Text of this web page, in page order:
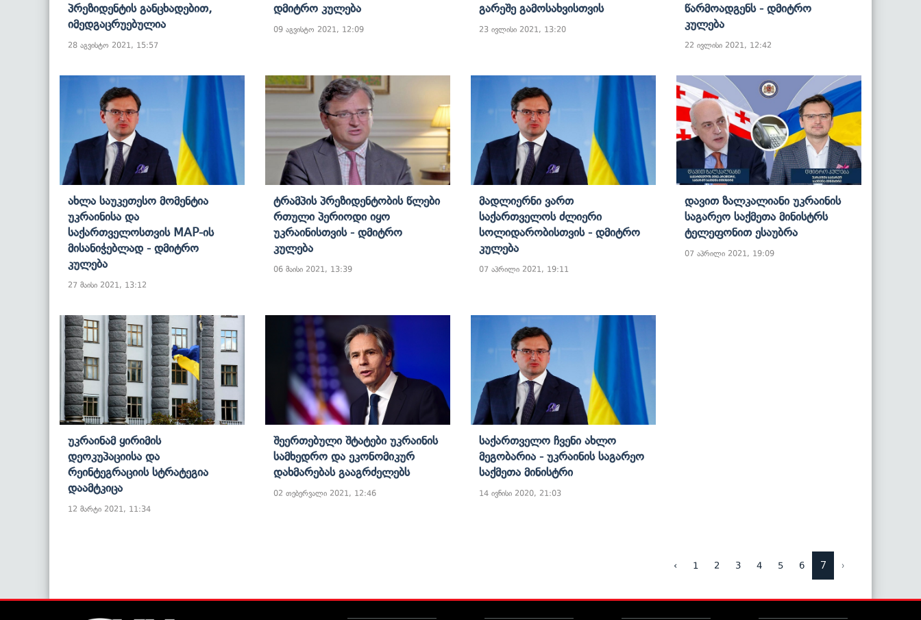
Პრეზიდენტის Განცხადებით,
Იმედგაცრუებულია
28 აგვისტო 2021, 15:57
Დმიტრო Კულება
09 აგვისტო 2021, 12:09
Გარეშე Გამოსახვისთვის
23 ივლისი 2021, 13:20
Წარმოადგენს - Დმიტრო
Კულება
22 ივლისი 2021, 12:42
Ახლა Საუკეთესო Მომენტია
Უკრაინისა Და
Საქართველოსთვის MAP-Ის
Მისანიჭებლად - Დმიტრო
Კულება
27 მაისი 2021, 13:12
Ტრამპის Პრეზიდენტობის Წლები
Რთული Პერიოდი Იყო
Უკრაინისთვის - Დმიტრო
Კულება
06 მაისი 2021, 13:39
Მადლიერნი Ვართ
Საქართველოს Ძლიერი
Სოლიდარობისთვის - Დმიტრო
Კულება
07 აპრილი 2021, 19:11
Დავით Ზალკალიანი Უკრაინის
Საგარეო Საქმეთა Მინისტრს
Ტელეფონით Ესაუბრა
07 აპრილი 2021, 19:09
Უკრაინამ Ყირიმის
Დეოკუპაციისა Და
Რეინტეგრაციის Სტრატეგია
Დაამტკიცა
12 მარტი 2021, 11:34
Შეერთებული Შტატები Უკრაინის
Სამხედრო Და Ეკონომიკურ
Დახმარებას Გააგრძელებს
02 თებერვალი 2021, 12:46
Საქართველო Ჩვენი Ახლო
Მეგობარია - Უკრაინის Საგარეო
Საქმეთა Მინისტრი
14 ივნისი 2020, 21:03
‹ 1 2 3 4 5 6 7 ›